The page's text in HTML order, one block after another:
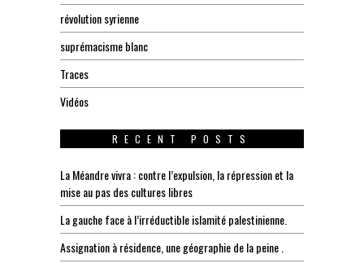
révolution syrienne
suprémacisme blanc
Traces
Vidéos
RECENT POSTS
La Méandre vivra : contre l’expulsion, la répression et la
mise au pas des cultures libres
La gauche face à l’irréductible islamité palestinienne.
Assignation à résidence, une géographie de la peine .